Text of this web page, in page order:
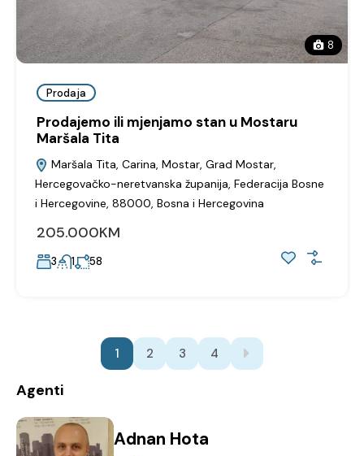
8
Prodaja
Prodajemo ili mjenjamo stan u Mostaru
Maršala Tita
Maršala Tita, Carina, Mostar, Grad Mostar,
Hercegovačko-neretvanska županija, Federacija Bosne
i Hercegovine, 88000, Bosna i Hercegovina
205.000KM
3 1 58
1 2 3 4
Agenti
Adnan Hota